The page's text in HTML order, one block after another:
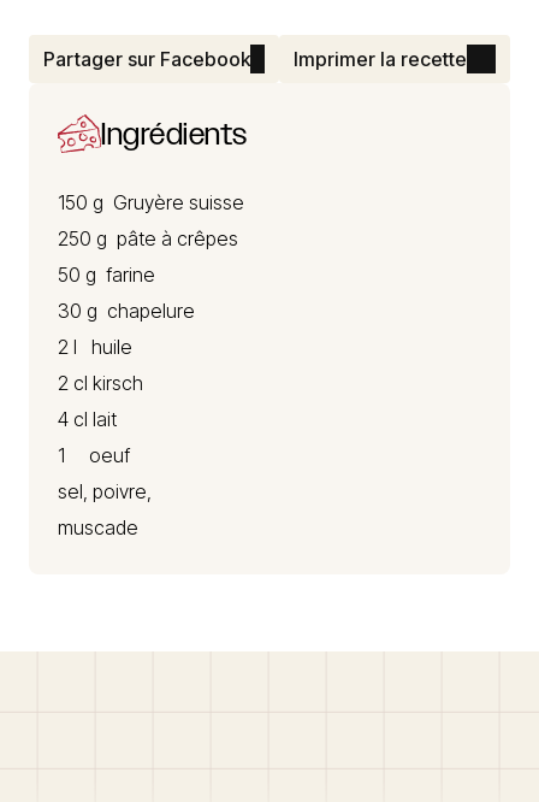
Partager sur Facebook Imprimer la recette
Ingrédients
150 g Gruyère suisse
250 g pâte à crêpes
50 g farine
30 g chapelure
2 l huile
2 cl kirsch
4 cl lait
1 oeuf
sel, poivre,
muscade